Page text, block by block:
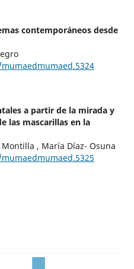
contemporáneos desde
a partir de la mirada y
las mascarillas en la
, María Díaz- Osuna